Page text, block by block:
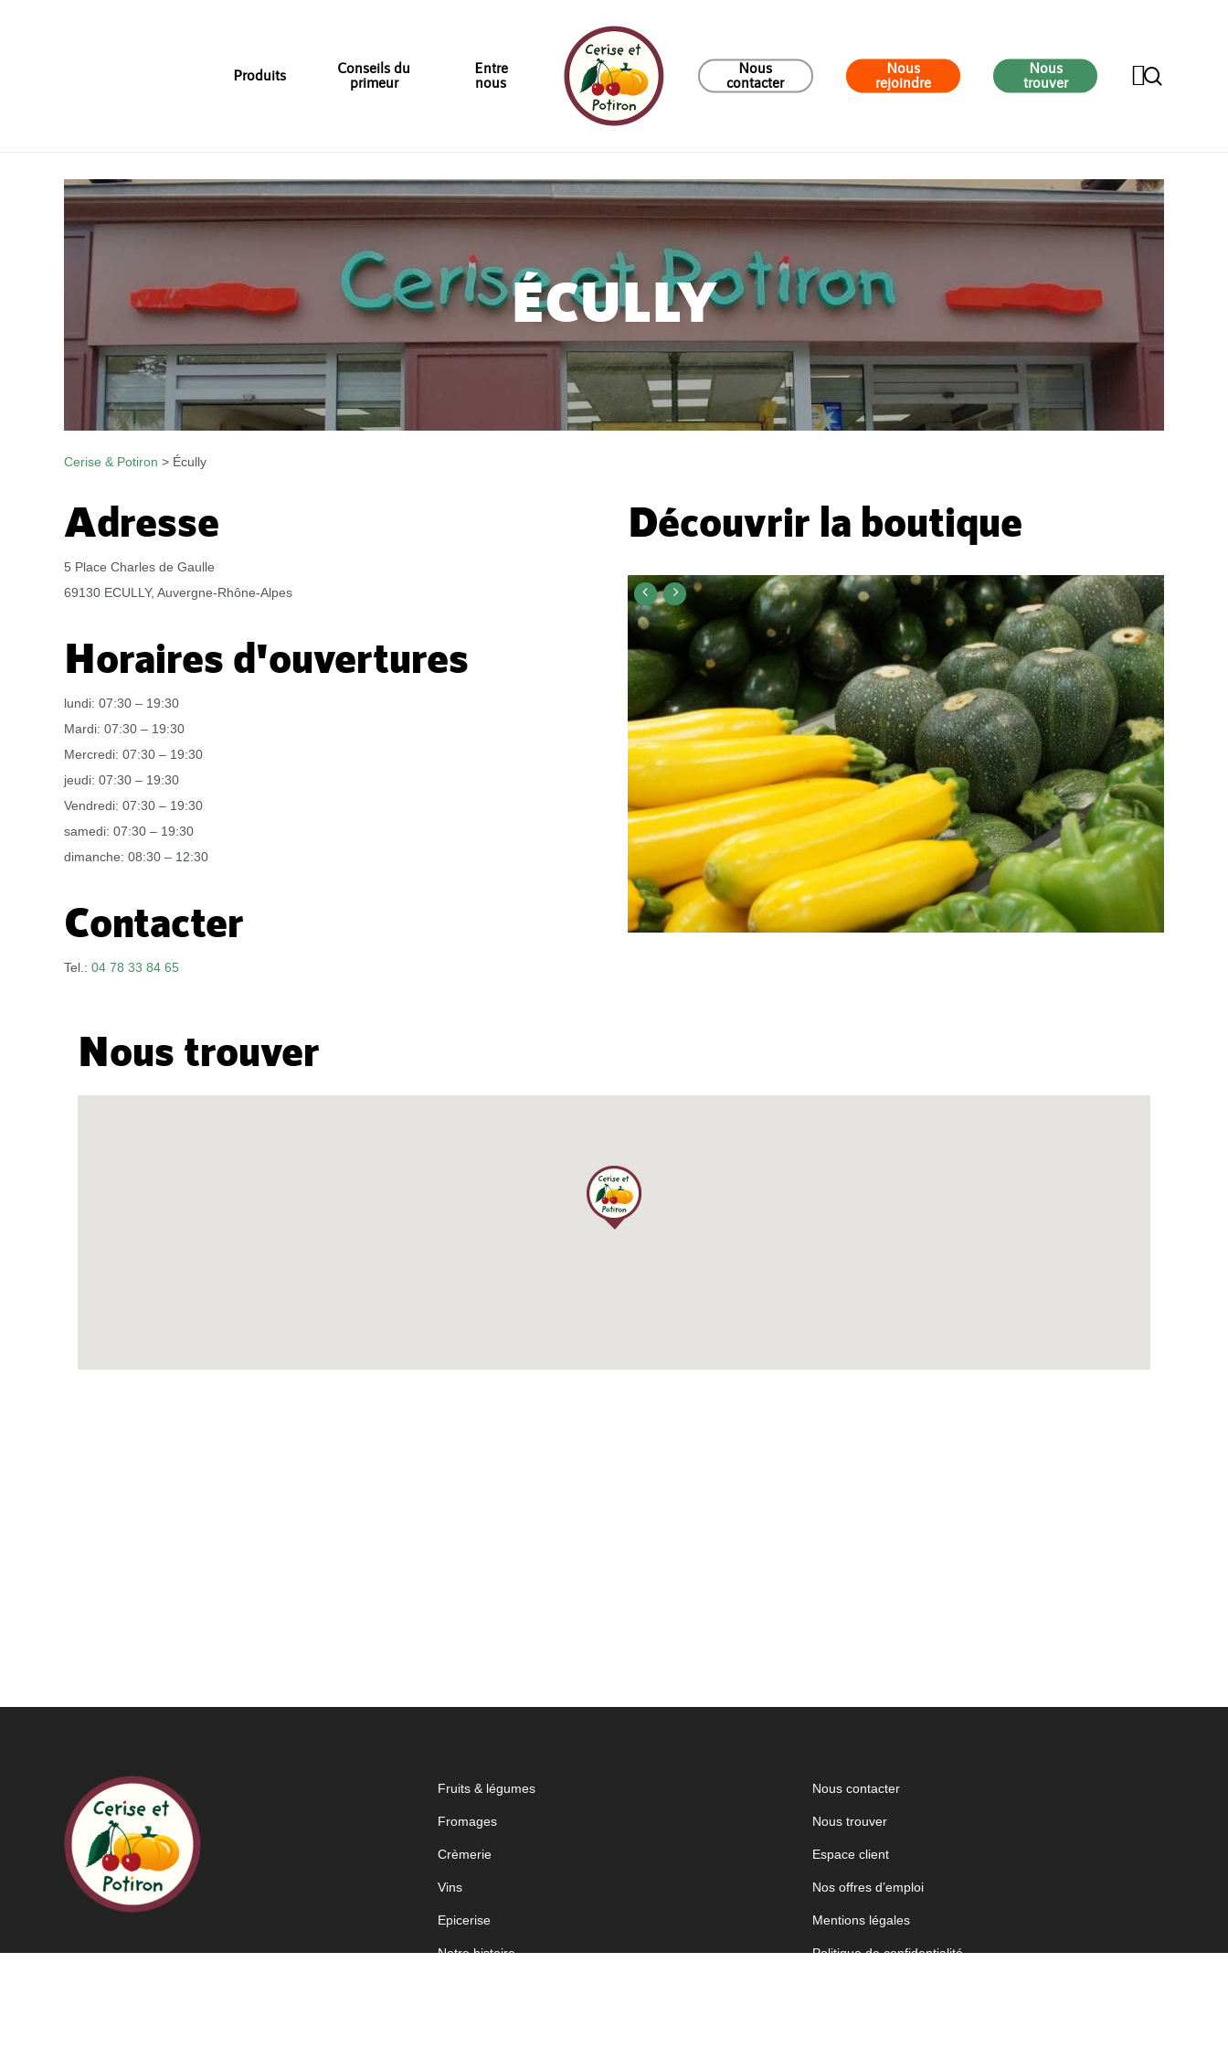
Produits
Conseils du
primeur
Entre
nous
Nous
contacter
Nous
rejoindre
Nous
trouver
ÉCULLY
Cerise & Potiron > Écully
Adresse
5 Place Charles de Gaulle
69130 ECULLY, Auvergne-Rhône-Alpes
Horaires d'ouvertures
lundi: 07:30 – 19:30
Mardi: 07:30 – 19:30
Mercredi: 07:30 – 19:30
jeudi: 07:30 – 19:30
Vendredi: 07:30 – 19:30
samedi: 07:30 – 19:30
dimanche: 08:30 – 12:30
Contacter
Tel.: 04 78 33 84 65
Découvrir la boutique
Nous trouver
Fruits & légumes
Fromages
Crèmerie
Vins
Epicerise
Notre histoire
Nous contacter
Nous trouver
Espace client
Nos offres d’emploi
Mentions légales
Politique de confidentialité